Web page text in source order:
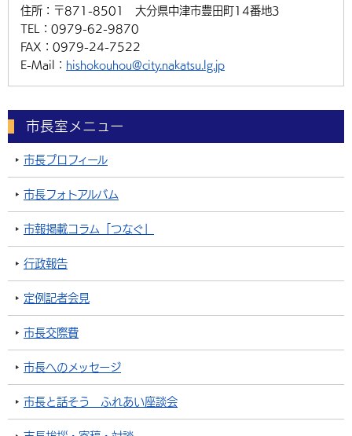
住所： 〒871-8501 大分県中津市豊田町14番地3
TEL： 0979-62-9870
FAX： 0979-24-7522
E-Mail： hishokouhou@city.nakatsu.lg.jp
市長室メニュー
市長プロフィール
市長フォトアルバム
市報掲載コラム「つなぐ」
行政報告
定例記者会見
市長交際費
市長へのメッセージ
市長と話そう ふれあい座談会